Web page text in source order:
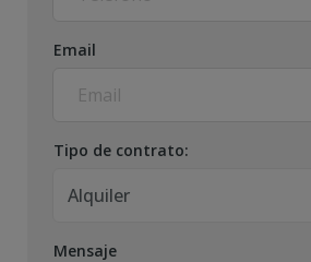
Email
Tipo de contrato:
Alquiler
Mensaje